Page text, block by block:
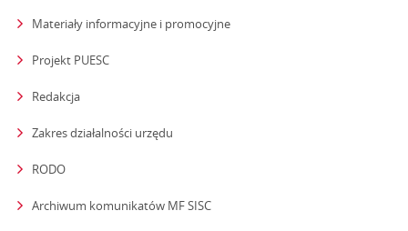
Materiały informacyjne i promocyjne
Projekt PUESC
Redakcja
Zakres działalności urzędu
RODO
Archiwum komunikatów MF SISC